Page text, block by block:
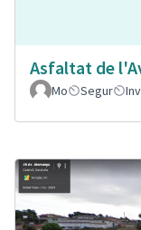
Asfaltat de
Mo
Segur